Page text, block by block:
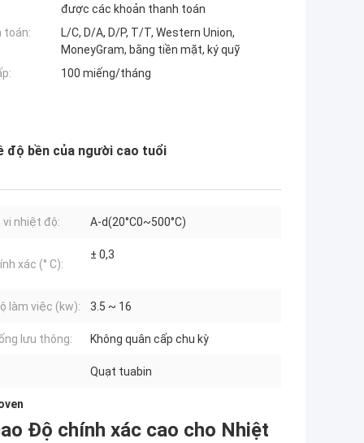
được các khoản thanh toán
toán:
L/C, D/A, D/P, T/T, Western Union,
MoneyGram, bằng tiền mặt, ký quỹ
100 miếng/tháng
độ bền của người cao tuổi
vi nhiệt độ: A-d(20°C0~500°C)
xác (° C):
± 0,3
làm việc (kw): 3.5 ~ 16
lưu thông: Không quân cấp chu kỳ
Quạt tuabin
Độ chính xác cao cho Nhiệt